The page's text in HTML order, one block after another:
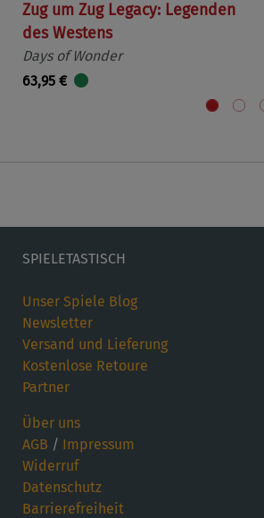
Zug um Zug Legacy: Legenden
des Westens
Days of Wonder
63,95 €
SPIELETASTISCH
Unser Spiele Blog
Newsletter
Versand und Lieferung
Kostenlose Retoure
Partner
Über uns
AGB / Impressum
Widerruf
Datenschutz
Barrierefreiheit